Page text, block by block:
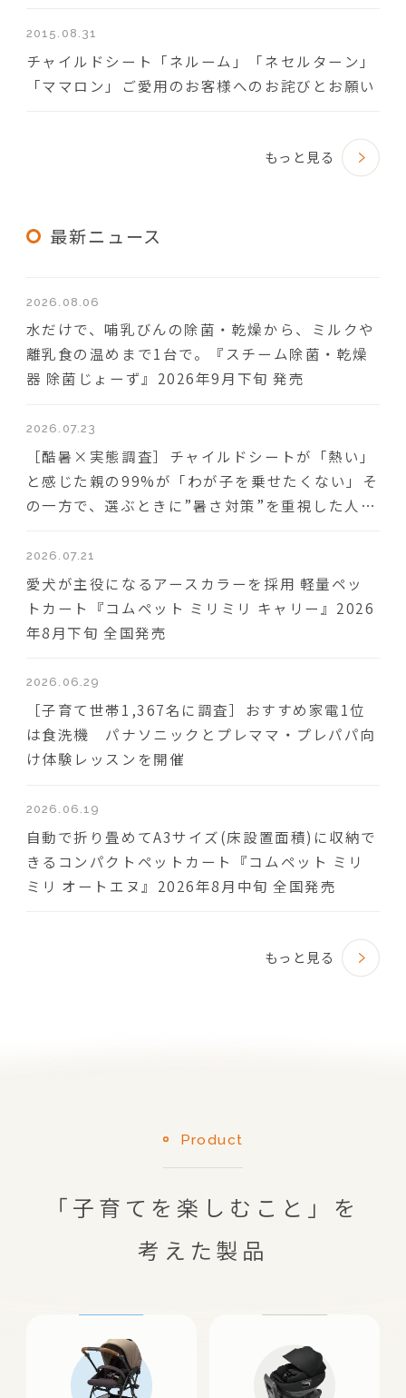
2015.08.31
チャイルドシート「ネルーム」「ネセルターン」
「ママロン」ご愛用のお客様へのお詫びとお願い
もっと見る
最新ニュース
2026.08.06
水だけで、哺乳びんの除菌・乾燥から、ミルクや
離乳食の温めまで1台で。『スチーム除菌・乾燥
器 除菌じょーず』2026年9月下旬 発売
2026.07.23
［酷暑×実態調査］チャイルドシートが「熱い」
と感じた親の99%が「わが子を乗せたくない」そ
の一方で、選ぶときに”暑さ対策”を重視した人は
2026.07.21
愛犬が主役になるアースカラーを採用 軽量ペッ
トカート『コムペット ミリミリ キャリー』2026
年8月下旬 全国発売
2026.06.29
［子育て世帯1,367名に調査］おすすめ家電1位
は食洗機 パナソニックとプレママ・プレパパ向
け体験レッスンを開催
2026.06.19
自動で折り畳めてA3サイズ(床設置面積)に収納で
きるコンパクトペットカート『コムペット ミリ
ミリ オートエヌ』2026年8月中旬 全国発売
もっと見る
Product
「子育てを楽しむこと」を
考えた製品